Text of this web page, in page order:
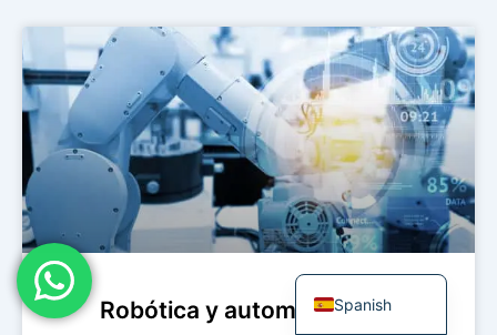
Robótica y automatización
Spanish
Arabic
Chinese
Dutch
French
German
Indonesian